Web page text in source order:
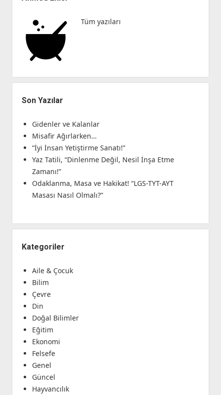
Tüm yazıları
Son Yazılar
Gidenler ve Kalanlar
Misafir Ağırlarken…
“İyi İnsan Yetiştirme Sanatı!”
Yaz Tatili, “Dinlenme Değil, Nesil İnşa Etme
Zamanı!”
Odaklanma, Masa ve Hakikat! “LGS-TYT-AYT
Masası Nasıl Olmalı?”
Kategoriler
Aile & Çocuk
Bilim
Çevre
Din
Doğal Bilimler
Eğitim
Ekonomi
Felsefe
Genel
Güncel
Hayvancılık